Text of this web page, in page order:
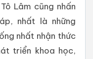
Lâm cũng nhấn
nhất là những
nhất nhận thức
triển khoa học,